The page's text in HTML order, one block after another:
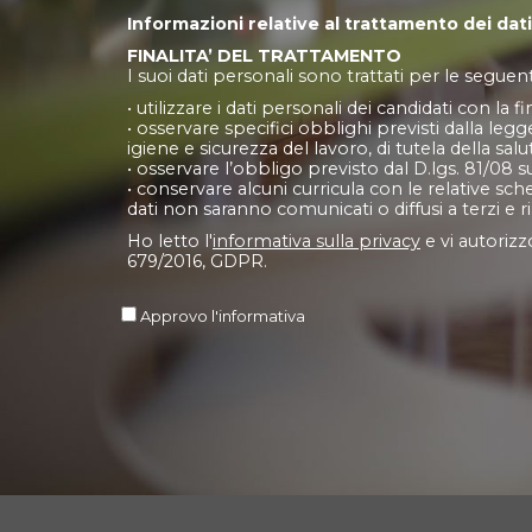
Informazioni relative al trattamento dei
FINALITA’ DEL TRATTAMENTO
I suoi dati personali sono trattati per le
• utilizzare i dati personali dei candidati con la
• osservare specifici obblighi previsti dalla
igiene e sicurezza del lavoro, di tutela della
• osservare l’obbligo previsto dal D.lgs. 81/08
• conservare alcuni curricula con le relative
dati non saranno comunicati o diffusi a terzi e
Ho letto l'informativa sulla privacy e vi
679/2016, GDPR.
Approvo l'informativa